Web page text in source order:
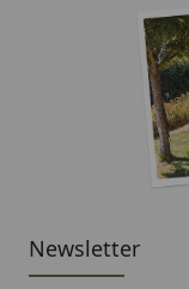
Newsletter